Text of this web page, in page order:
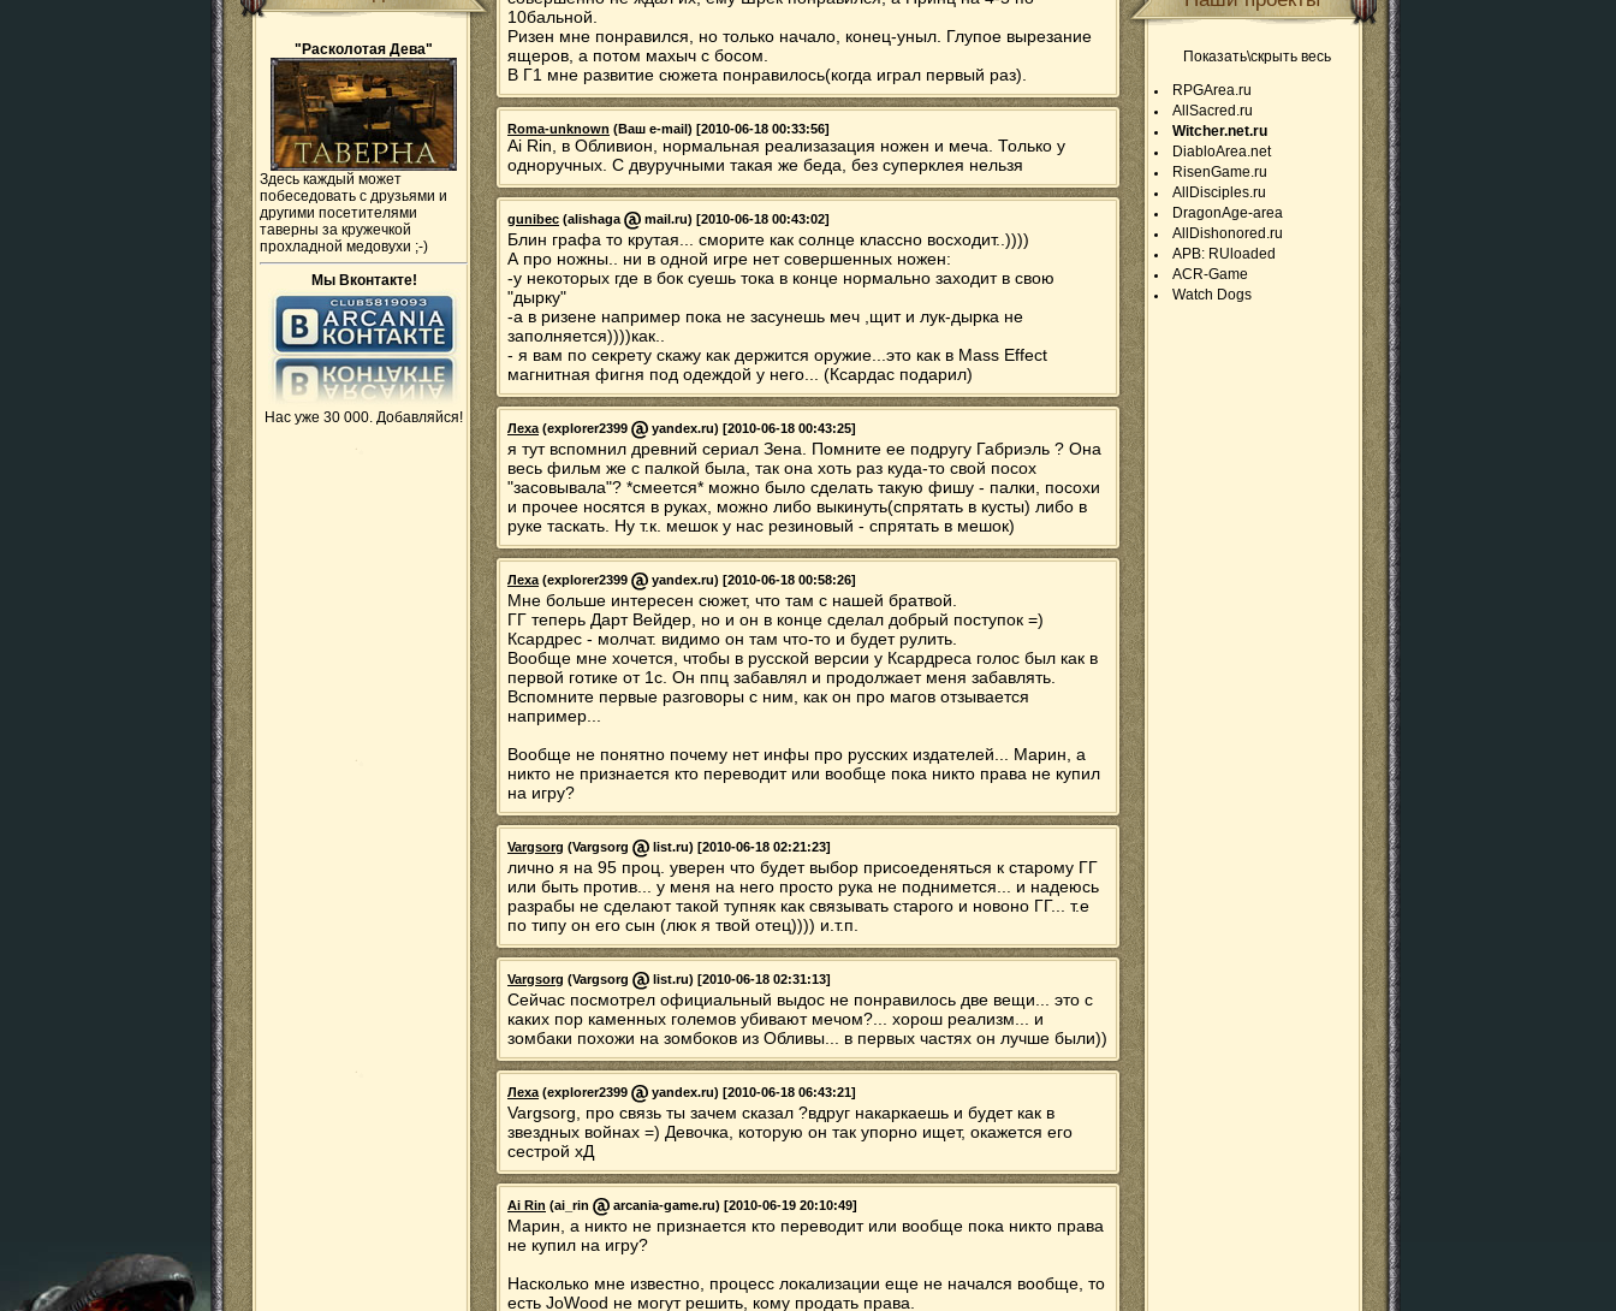
"Расколотая Дева"
Здесь каждый может
побеседовать с друзьями и
другими посетителями
таверны за кружечкой
прохладной медовухи ;-)
Мы Вконтакте!
Нас уже 30 000. Добавляйся!
10бальной.
Ризен мне понравился, но только начало, конец-уныл. Глупое вырезание
ящеров, а потом махыч с босом.
В Г1 мне развитие сюжета понравилось(когда играл первый раз).
Roma-unknown (Ваш e-mail) [2010-06-18 00:33:56]
Ai Rin, в Обливион, нормальная реализазация ножен и меча. Только у
одноручных. С двуручными такая же беда, без суперклея нельзя
gunibec (alishaga mail.ru) [2010-06-18 00:43:02]
Блин графа то крутая... сморите как солнце классно восходит..))))
А про ножны.. ни в одной игре нет совершенных ножен:
-у некоторых где в бок суешь тока в конце нормально заходит в свою
"дырку"
-а в ризене например пока не засунешь меч ,щит и лук-дырка не
заполняется))))как..
- я вам по секрету скажу как держится оружие...это как в Mass Effect
магнитная фигня под одеждой у него... (Ксардас подарил)
Леха(explorer2399 yandex.ru) [2010-06-18 00:43:25]
я тут вспомнил древний сериал Зена. Помните ее подругу Габриэль ? Она
весь фильм же с палкой была, так она хоть раз куда-то свой посох
"засовывала"? *смеется* можно было сделать такую фишу - палки, посохи
и прочее носятся в руках, можно либо выкинуть(спрятать в кусты) либо в
руке таскать. Ну т.к. мешок у нас резиновый - спрятать в мешок)
Леха(explorer2399 yandex.ru) [2010-06-18 00:58:26]
Мне больше интересен сюжет, что там с нашей братвой.
ГГ теперь Дарт Вейдер, но и он в конце сделал добрый поступок =)
Ксардрес - молчат. видимо он там что-то и будет рулить.
Вообще мне хочется, чтобы в русской версии у Ксардреса голос был как в
первой готике от 1с. Он ппц забавлял и продолжает меня забавлять.
Вспомните первые разговоры с ним, как он про магов отзывается
например...
Вообще не понятно почему нет инфы про русских издателей... Марин, а
никто не признается кто переводит или вообще пока никто права не купил
на игру?
Vargsorg (Vargsorg list.ru) [2010-06-18 02:21:23]
лично я на 95 проц. уверен что будет выбор присоеденяться к старому ГГ
или быть против... у меня на него просто рука не поднимется... и надеюсь
разрабы не сделают такой тупняк как связывать старого и новоно ГГ... т.е
по типу он его сын (люк я твой отец)))) и.т.п.
Vargsorg (Vargsorg list.ru) [2010-06-18 02:31:13]
Сейчас посмотрел официальный выдос не понравилось две вещи... это с
каких пор каменных големов убивают мечом?... хорош реализм... и
зомбаки похожи на зомбоков из Обливы... в первых частях он лучше были))
Леха(explorer2399 yandex.ru) [2010-06-18 06:43:21]
Vargsorg, про связь ты зачем сказал ?вдруг накаркаешь и будет как в
звездных войнах =) Девочка, которую он так упорно ищет, окажется его
сестрой хД
Ai Rin (ai_rin arcania-game.ru) [2010-06-19 20:10:49]
Марин, а никто не признается кто переводит или вообще пока никто права
не купил на игру?
Насколько мне известно, процесс локализации еще не начался вообще, то
есть JoWood не могут решить, кому продать права.
Показать\скрыть весь
RPGArea.ru
AllSacred.ru
Witcher.net.ru
DiabloArea.net
RisenGame.ru
AllDisciples.ru
DragonAge-area
AllDishonored.ru
APB: RUloaded
ACR-Game
Watch Dogs